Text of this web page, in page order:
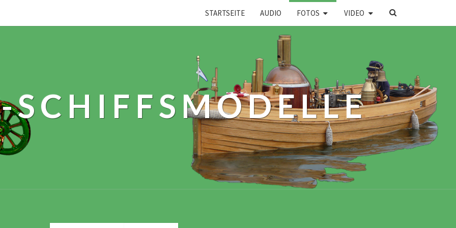
STARTSEITE AUDIO FOTOS VIDEO
SEARCH
SCHIFFSMODELLE